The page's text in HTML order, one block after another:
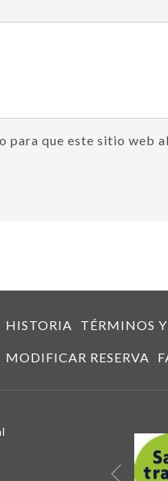
para que este sitio web
HISTORIA TÉRMINOS
MODIFICAR RESERVA